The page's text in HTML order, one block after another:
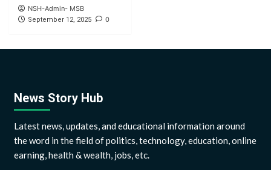
NSH-Admin- MSB
September 12, 2025 0
News Story Hub
Latest news, updates, and educational information around
the word in the field of politics, technology, education, online
earning, health & wealth, jobs, etc.